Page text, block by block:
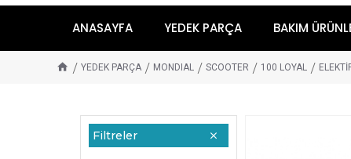
ANASAYFA YEDEK PARÇA BAKIM
YEDEK PARÇA MONDIAL SCOOTER 100 LOYAL
Filtreler